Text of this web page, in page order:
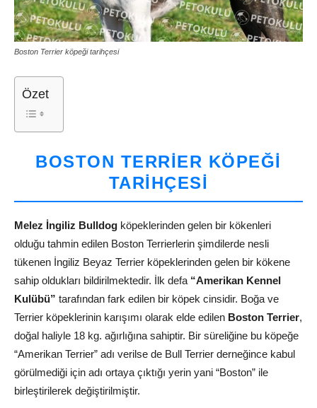
Boston Terrier köpeği tarihçesi
Özet
BOSTON TERRIER KÖPEĞI
TARIHÇESI
Melez İngiliz Bulldog köpeklerinden gelen bir kökenleri
olduğu tahmin edilen Boston Terrierlerin şimdilerde nesli
tükenen İngiliz Beyaz Terrier köpeklerinden gelen bir kökene
sahip oldukları bildirilmektedir. İlk defa “Amerikan Kennel
Kulübü” tarafından fark edilen bir köpek cinsidir. Boğa ve
Terrier köpeklerinin karışımı olarak elde edilen Boston Terrier,
doğal haliyle 18 kg. ağırlığına sahiptir. Bir süreliğine bu köpeğe
“Amerikan Terrier” adı verilse de Bull Terrier derneğince kabul
görülmediği için adı ortaya çıktığı yerin yani “Boston” ile
birleştirilerek değiştirilmiştir.